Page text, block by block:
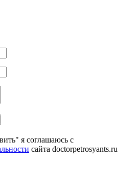
я соглашаюсь с
сайта doctorpetrosyants.ru